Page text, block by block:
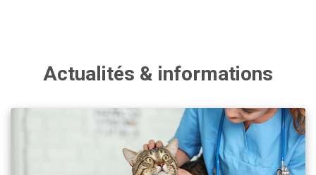
Actualités & informations